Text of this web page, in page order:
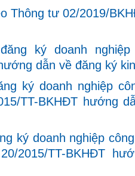
Thông tư 02/2019/
ký doanh
dẫn về đăng ký
ký doanh nghiệp
TT-BKHĐT hướng
ký doanh nghiệp
2015/TT-BKHĐT